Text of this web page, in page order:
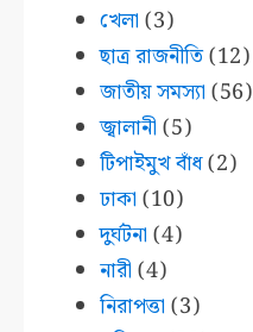
খেলা (3)
ছাত্র রাজনীতি(12)
জাতীয় সমস্যা (56)
জ্বালানী (5)
টিপাইমুখ বাঁধ(2)
ঢাকা (10)
দুর্ঘটনা (4)
নারী (4)
নিরাপত্তা (3)